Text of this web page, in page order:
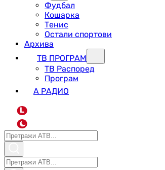
Фудбал
Кошарка
Тенис
Остали спортови
Архива
ТВ ПРОГРАМ
ТВ Распоред
Програм
А РАДИО
L